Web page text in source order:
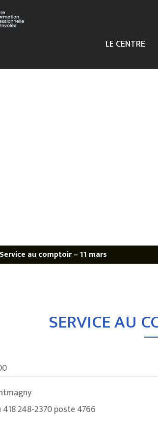
LE CENTRE
Service au comptoir – 11 mars
SERVICE AU
248-2370 poste 4766